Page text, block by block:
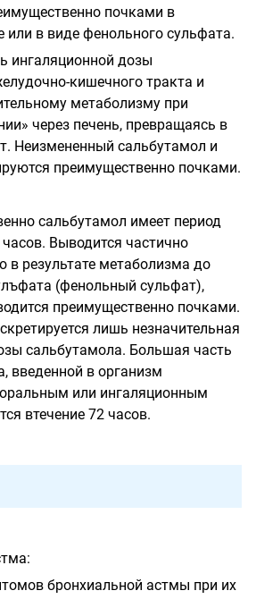
почками в
или в виде фенольного сульфата.
ингаляционной дозы
кишечного тракта и
метаболизму при
через печень, превращаясь в
Неизмененный сальбутамол и
преимущественно почками.
сальбутамол имеет период
Выводится частично
в результате метаболизма до
(фенольный сульфат),
преимущественно почками.
лишь незначительная
сальбутамола. Большая часть
введенной в организм
или ингаляционным
втечение 72 часов.
бронхиальной астмы при их